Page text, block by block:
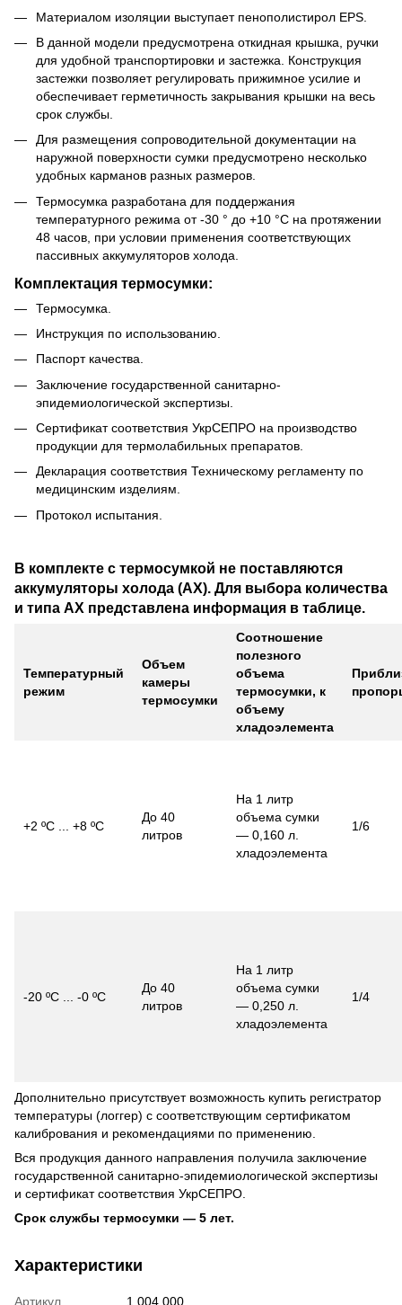
Материалом изоляции выступает пенополистирол EPS.
В данной модели предусмотрена откидная крышка, ручки
для удобной транспортировки и застежка. Конструкция
застежки позволяет регулировать прижимное усилие и
обеспечивает герметичность закрывания крышки на весь
срок службы.
Для размещения сопроводительной документации на
наружной поверхности сумки предусмотрено несколько
удобных карманов разных размеров.
Термосумка разработана для поддержания
температурного режима от -30 ° до +10 °С на протяжении
48 часов, при условии применения соответствующих
пассивных аккумуляторов холода.
Комплектация термосумки:
Термосумка.
Инструкция по использованию.
Паспорт качества.
Заключение государственной санитарно-
эпидемиологической экспертизы.
Сертификат соответствия УкрСЕПРО на производство
продукции для термолабильных препаратов.
Декларация соответствия Техническому регламенту по
медицинским изделиям.
Протокол испытания.
В комплекте с термосумкой не поставляются
аккумуляторы холода (АХ). Для выбора количества
и типа АХ представлена информация в таблице.
Температурный
режим
Объем
камеры
термосумки
Соотношение
полезного
объема
термосумки, к
объему
хладоэлемента
+2 ºС ... +8 ºС
До 40
литров
На 1 литр
объема сумки
— 0,160 л.
хладоэлемента
1/6
-20 ºС ... -0 ºС
До 40
литров
На 1 литр
объема сумки
— 0,250 л.
хладоэлемента
1/4
Дополнительно присутствует возможность купить регистратор
температуры (логгер) с соответствующим сертификатом
калибрования и рекомендациями по применению.
Вся продукция данного направления получила заключение
государственной санитарно-эпидемиологической экспертизы
и сертификат соответствия УкрСЕПРО.
Срок службы термосумки — 5 лет.
Характеристики
Артикул 1.004.000